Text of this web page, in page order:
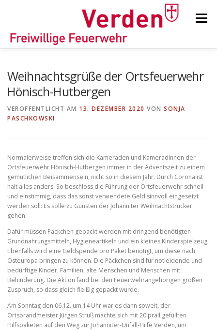
Menü
TIPPS/TRICKS
Weihnachtsgrüße der Ortsfeuerwehr
Hönisch-Hutbergen
VERÖFFENTLICHT AM 13. DEZEMBER 2020 VON SONJA
PASCHKOWSKI
Normalerweise treffen sich die Kameraden und Kameradinnen der
Ortsfeuerwehr Hönisch-Hutbergen immer in der Adventszeit zu einem
gemütlichen Beisammensein, nicht so in diesem Jahr. Durch Corona ist
halt alles anders. So beschloss die Führung der Ortsfeuerwehr schnell
und einstimmig, dass das sonst verwendete Geld sinnvoll eingesetzt
werden soll: Es solle zu Gunsten der Johanniter Weihnachtstrucker
gehen.
Dafür müssen Päckchen gepackt werden mit dringend benötigten
Grundnahrungsmitteln, Hygieneartikeln und ein kleines Kinderspielzeug.
Ebenfalls wird eine Geldspende pro Paket benötigt, um diese nach
Osteuropa bringen zu können. Die Päckchen sind für notleidende und
bedürftige Kinder, Familien, alte Menschen und Menschen mit
Behinderung. Die Aktion fand bei den Feuerwehrangehörigen großen
Zuspruch, so dass gleich fleißig gepackt wurde.
Am Sonntag den 06.12. um 14 Uhr war es dann soweit, der
Ortsbrandmeister Jürgen Struß machte sich mit 20 prall gefüllten
Hilfspaketen auf den Weg zur Johanniter-Unfall-Hilfe Verden, um